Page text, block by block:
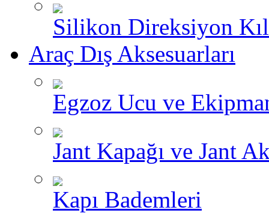
Silikon Direksiyon
Araç Dış Aksesuarları
Egzoz Ucu ve
Jant Kapağı ve Jant
Kapı Bademleri